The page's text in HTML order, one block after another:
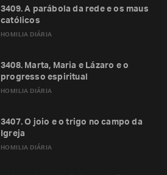
HOMILIA DIÁRIA
3409. A parábola da rede e os maus
católicos
HOMILIA DIÁRIA
3408. Marta, Maria e Lázaro e o
progresso espiritual
HOMILIA DIÁRIA
3407. O joio e o trigo no campo da
Igreja